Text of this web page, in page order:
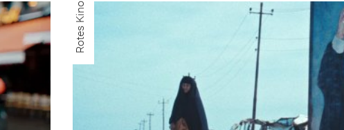
Rotes Kino